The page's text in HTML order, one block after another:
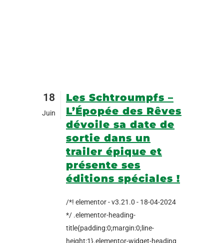
18
Juin
Les Schtroumpfs –
L’Épopée des Rêves
dévoile sa date de
sortie dans un
trailer épique et
présente ses
éditions spéciales !
/*! elementor - v3.21.0 - 18-04-2024
*/ .elementor-heading-
title{padding:0;margin:0;line-
height:1}.elementor-widget-heading